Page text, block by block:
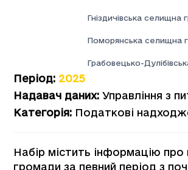
Гніздичівська селищна
Поморянська селищна
Грабовецько-
Період: 2025
Надавач даних: Управління з
Категорія: Податкові
Набір містить інформацію про
громади за певний період з